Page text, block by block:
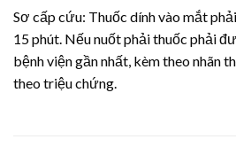
Sơ cấp cứu: Thuốc dính vào mắt
15 phút. Nếu nuốt phải thuốc phải
bệnh viện gần nhất, kèm theo nhãn
theo triệu chứng.